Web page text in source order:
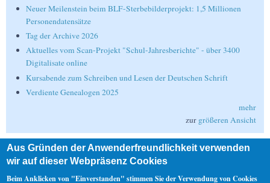
Neuer Meilenstein beim BLF-Sterbebilderprojekt: 1,5 Millionen
Personendatensätze
Tag der Archive 2026
Aktuelles vom Scan-Projekt "Schul-Jahresberichte" - über 3400
Digitalisate online
Kursabende zum Schreiben und Lesen der Deutschen Schrift
Verdiente Genealogen 2025
mehr
zur größeren Ansicht
Suche
Suche
Aus Gründen der Anwenderfreundlichkeit verwenden
wir auf dieser Webpräsenz Cookies
Beim Anklicken von "Einverstanden" stimmen Sie der Verwendung von Cookies